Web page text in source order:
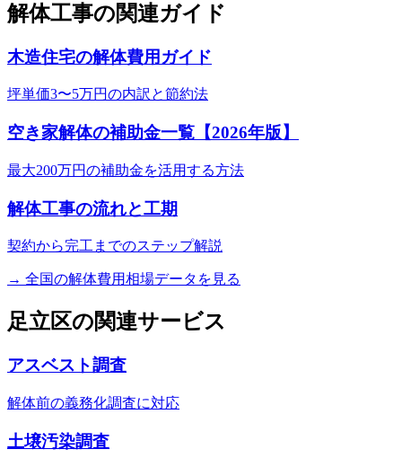
解体工事の関連ガイド
木造住宅の解体費用ガイド
坪単価3〜5万円の内訳と節約法
空き家解体の補助金一覧【2026年版】
最大200万円の補助金を活用する方法
解体工事の流れと工期
契約から完工までのステップ解説
→ 全国の解体費用相場データを見る
足立区の関連サービス
アスベスト調査
解体前の義務化調査に対応
土壌汚染調査